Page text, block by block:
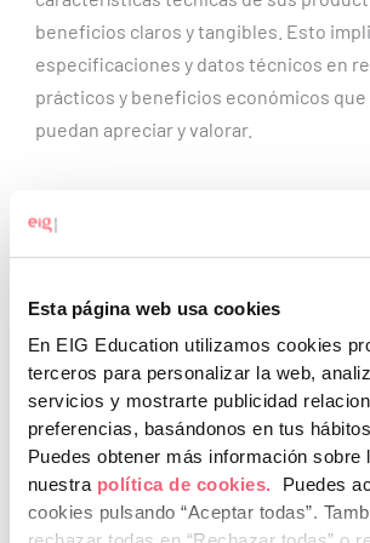
Esta página web usa cookies
En EIG Education utilizamos cookies
terceros para personalizar la web,
servicios y mostrarte publicidad
preferencias, basándonos en tus
Puedes obtener más información sobre
nuestra política de cookies.
Puedes
cookies pulsando “Aceptar todas”.
beneficios claros y tangibles. Esto
especificaciones y datos técnicos en
prácticos y beneficios económicos
puedan apreciar y valorar.
Enfoque en el ROI
ahorro a largo plazo que representaba.
deben enfocarse en comunicar el ROI
demostrando cómo estos pueden
dinero o esfuerzo en el futuro.
Autor: